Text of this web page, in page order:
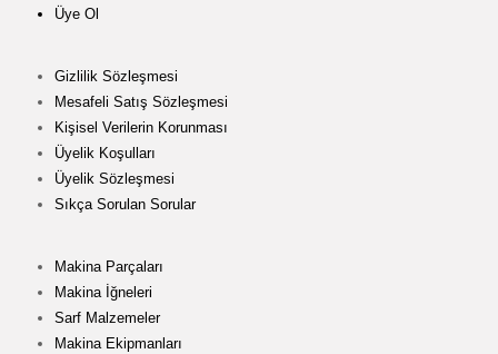
Üye Ol
Gizlilik Sözleşmesi
Mesafeli Satış Sözleşmesi
Kişisel Verilerin Korunması
Üyelik Koşulları
Üyelik Sözleşmesi
Sıkça Sorulan Sorular
Makina Parçaları
Makina İğneleri
Sarf Malzemeler
Makina Ekipmanları